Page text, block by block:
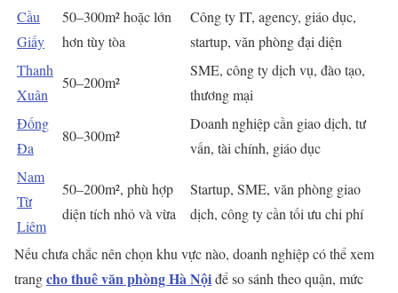
Cầu
Giấy
50–300m² hoặc lớn
hơn tùy tòa
Công ty IT, agency, giáo dục,
startup, văn phòng đại diện
Thanh
Xuân
50–200m²
SME, công ty dịch vụ, đào tạo,
thương mại
Đống
Đa
80–300m²
Doanh nghiệp cần giao dịch, tư
vấn, tài chính, giáo dục
Nam
Từ
Liêm
50–200m², phù hợp
diện tích nhỏ và vừa
Startup, SME, văn phòng giao
dịch, công ty cần tối ưu chi phí
Nếu chưa chắc nên chọn khu vực nào, doanh nghiệp có thể xem
trangcho thuê văn phòng Hà Nộiđể so sánh theo quận, mức